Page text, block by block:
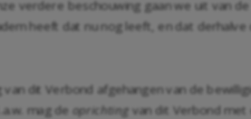
verdere beschouwing gaan we uit van
heeft dat nu nog leeft, en dat
dit Verbond afgehangen van de
mag de oprichting van dit Verbond